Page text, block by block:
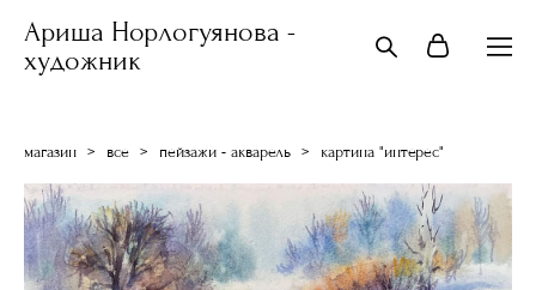
Ариша Норлогуянова -
художник
магазин > все > пейзажи - акварель > картина "интерес"